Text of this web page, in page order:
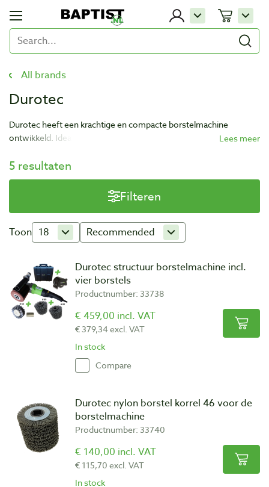
All brands
Durotec
Durotec heeft een krachtige en compacte borstelmachine
ontwikkeld. Ideaal voor het structureren van houten
5 resultaten
Filteren
Toon 18 Recommended
Durotec structuur borstelmachine incl.
vier borstels
Productnumber: 33738
€ 459,00 incl. VAT
€ 379,34 excl. VAT
In stock
Compare
Durotec nylon borstel korrel 46 voor de
borstelmachine
Productnumber: 33740
€ 140,00 incl. VAT
€ 115,70 excl. VAT
In stock